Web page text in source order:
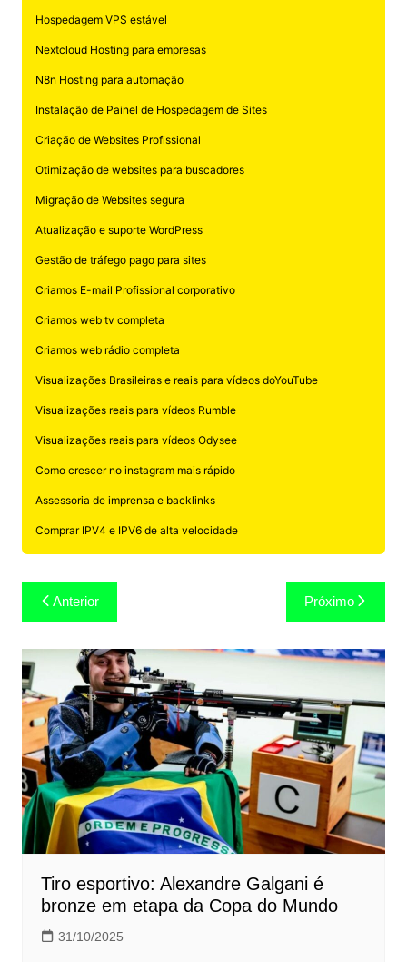
Hospedagem VPS estável
Nextcloud Hosting para empresas
N8n Hosting para automação
Instalação de Painel de Hospedagem de Sites
Criação de Websites Profissional
Otimização de websites para buscadores
Migração de Websites segura
Atualização e suporte WordPress
Gestão de tráfego pago para sites
Criamos E-mail Profissional corporativo
Criamos web tv completa
Criamos web rádio completa
Visualizações Brasileiras e reais para vídeos doYouTube
Visualizações reais para vídeos Rumble
Visualizações reais para vídeos Odysee
Como crescer no instagram mais rápido
Assessoria de imprensa e backlinks
Comprar IPV4 e IPV6 de alta velocidade
Navegação
de
Post
Anterior Próximo
Tiro esportivo: Alexandre Galgani é
bronze em etapa da Copa do Mundo
31/10/2025